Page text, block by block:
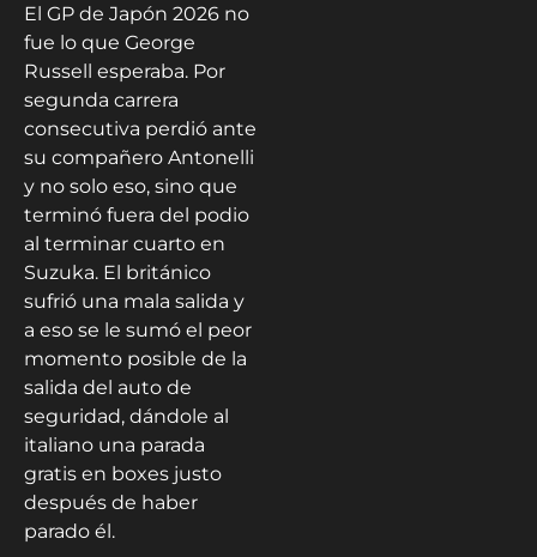
El GP de Japón 2026 no
fue lo que George
Russell esperaba. Por
segunda carrera
consecutiva perdió ante
su compañero Antonelli
y no solo eso, sino que
terminó fuera del podio
al terminar cuarto en
Suzuka. El británico
sufrió una mala salida y
a eso se le sumó el peor
momento posible de la
salida del auto de
seguridad, dándole al
italiano una parada
gratis en boxes justo
después de haber
parado él.